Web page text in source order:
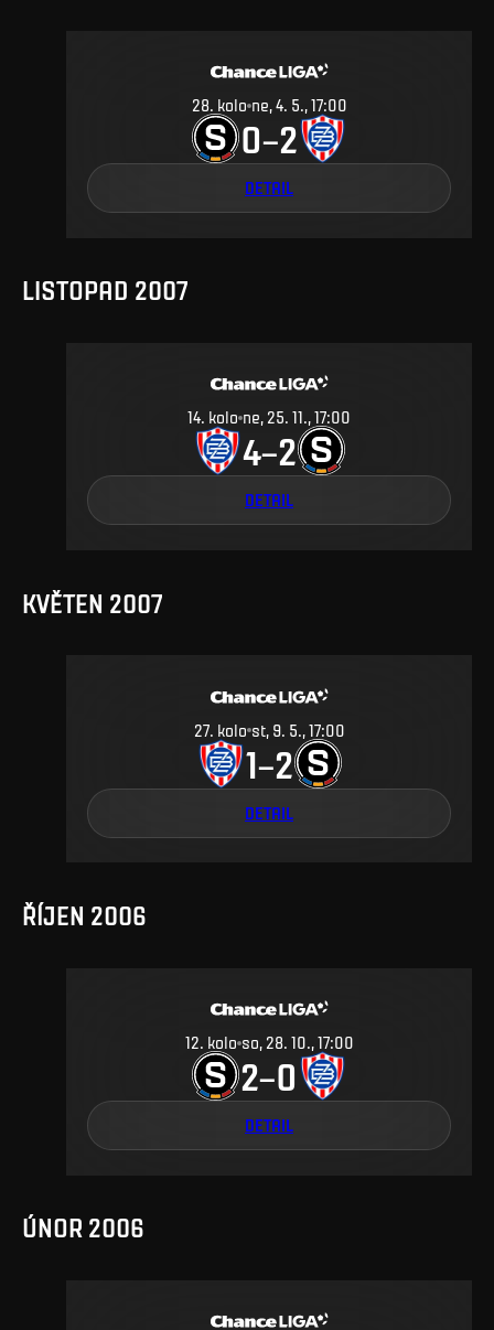
28. kolo ne, 4. 5., 17:00
0–2
DETAIL
LISTOPAD 2007
14. kolo ne, 25. 11., 17:00
4–2
DETAIL
KVĚTEN 2007
27. kolo st, 9. 5., 17:00
1–2
DETAIL
ŘÍJEN 2006
12. kolo so, 28. 10., 17:00
2–0
DETAIL
ÚNOR 2006